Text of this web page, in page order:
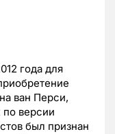
года для
ван Перси,
по версии
был признан